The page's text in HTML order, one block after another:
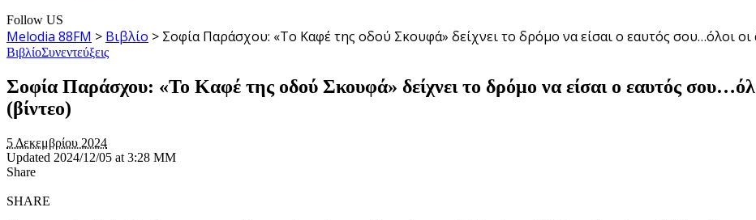
Follow US
Melodia 88FM > Βιβλίο > Σοφία Παράσχου: «Το Καφέ της οδού Σκουφά» δείχνει το δρόμο να είσαι ο εαυτός σου…όλοι οι
ΒιβλίοΣυνεντεύξεις
Σοφία Παράσχου: «Το Καφέ της οδού Σκουφά» δείχνει το δρόμο να είσαι ο εαυτός
(βίντεο)
5 Δεκεμβρίου 2024
Updated 2024/12/05 at 3:28 ΜΜ
Share
SHARE